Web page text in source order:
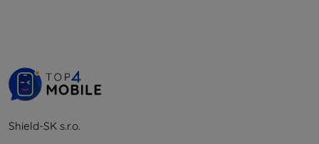
Shield-SK s.r.o.